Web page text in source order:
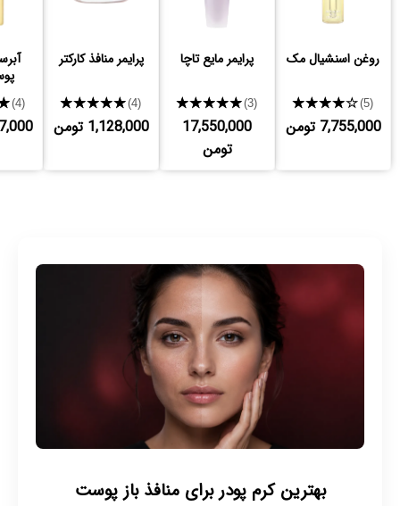
روغن اسنشیال مک
★★★★★(5)
7,755,000 تومن
پرایمر مایع تاچا
★★★★★(3)
17,550,000
تومن
پرایمر منافذ کارکتر
★★★★★(4)
1,128,000 تومن
(4)
بهترین کرم پودر برای منافذ باز پوست